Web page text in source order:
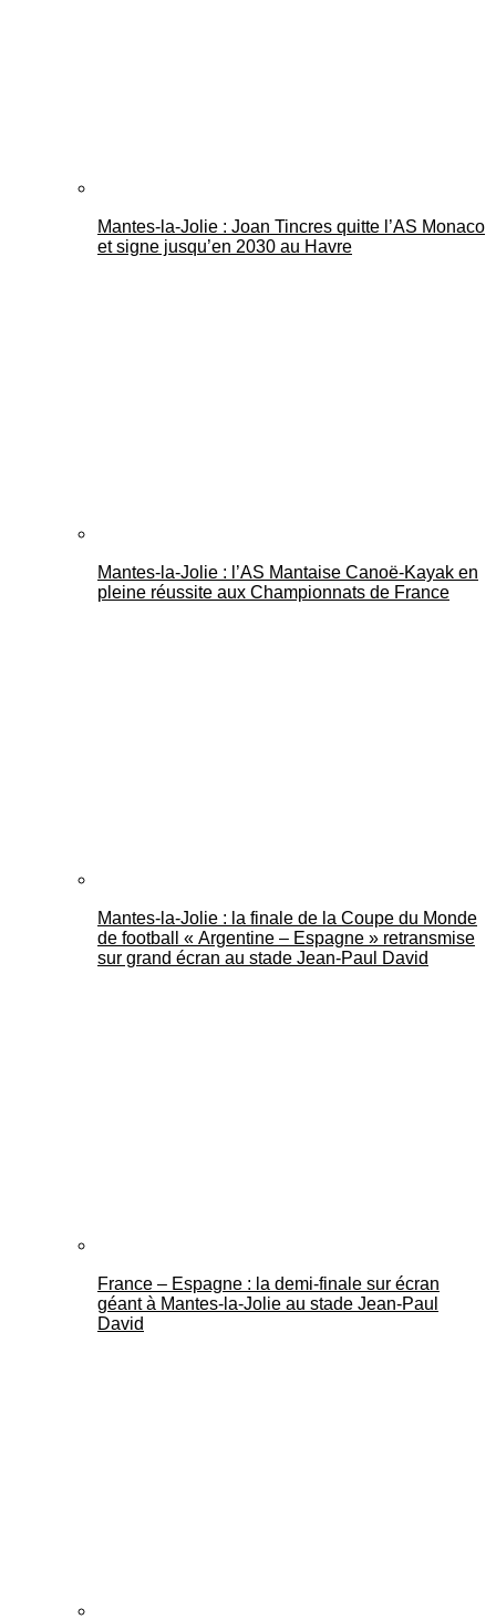
Mantes-la-Jolie : Joan Tincres quitte l’AS Monaco
et signe jusqu’en 2030 au Havre
Mantes-la-Jolie : l’AS Mantaise Canoë‑Kayak en
pleine réussite aux Championnats de France
Mantes-la-Jolie : la finale de la Coupe du Monde
de football « Argentine – Espagne » retransmise
sur grand écran au stade Jean-Paul David
France – Espagne : la demi-finale sur écran
géant à Mantes-la-Jolie au stade Jean-Paul
David